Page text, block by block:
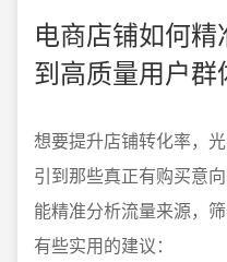
电商店铺如何
到高质量用户群
想要提升店铺转化率，
引到那些真正有购买意
能精准分析流量来源，
有些实用的建议：